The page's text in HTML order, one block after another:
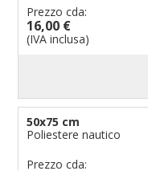
Prezzo cda:
16,00 €
(IVA inclusa)
50x75 cm
Poliestere nautico
Prezzo cda: